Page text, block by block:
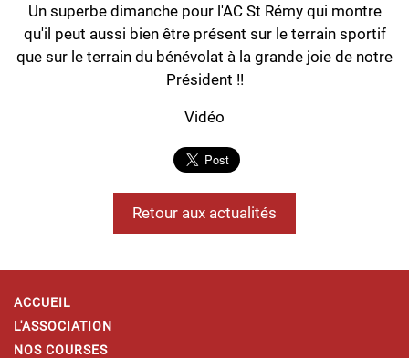
Un superbe dimanche pour l'AC St Rémy qui montre
qu'il peut aussi bien être présent sur le terrain sportif
que sur le terrain du bénévolat à la grande joie de notre
Président !!
Vidéo
Retour aux actualités
ACCUEIL
L'ASSOCIATION
NOS COURSES